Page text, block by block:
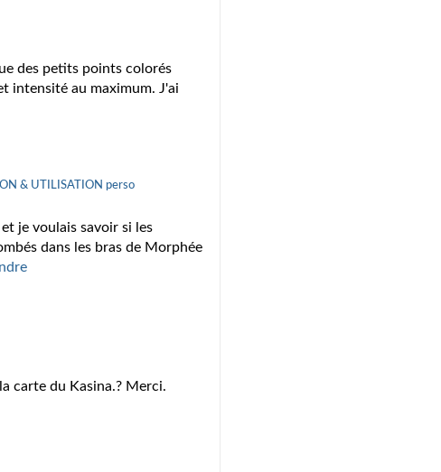
des petits points colorés
intensité au maximum. J'ai
& UTILISATION perso
je voulais savoir si les
dans les bras de Morphée
carte du Kasina.? Merci.